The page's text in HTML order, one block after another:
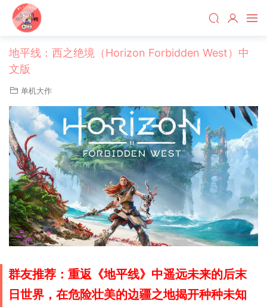
地平线：西之绝境（Horizon Forbidden West）中
文版
单机大作
群友推荐：重返《地平线》中遥远未来的后末
日世界，在危险壮美的边疆之地揭开种种未知